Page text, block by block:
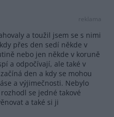
reklama
a toužil jsem se s nimi
přes den sedí někde v
nebo jen někde v koruně
a odpočívají, ale také v
den a kdy se mohou
a výjimečnosti. Nebylo
se jedné takové
a také si ji